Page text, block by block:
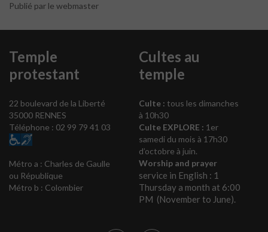
Publié par le webmaster
Temple
protestant
22 boulevard de la Liberté
35000 RENNES
Téléphone : 02 99 79 41 03
Métro a : Charles de Gaulle
ou République
Métro b : Colombier
Cultes au
temple
Culte : tous les dimanches
à 10h30
Culte EXPLORE : 1er
samedi du mois à 17h30
d’octobre à juin.
Worship and prayer
service in English : 1
Thursday a month at 6:00
PM (November to June).